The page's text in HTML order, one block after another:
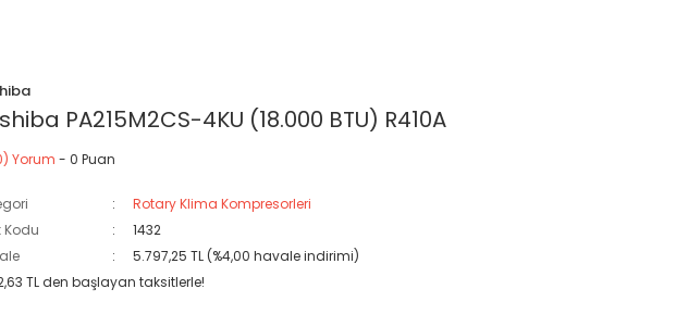
PA215M2CS-4KU (18.000 BTU) R410A
Yorum - 0 Puan
Rotary Klima Kompresorleri
Kodu
1432
5.797,25 TL (%4,00 havale indirimi)
TL den başlayan taksitlerle!